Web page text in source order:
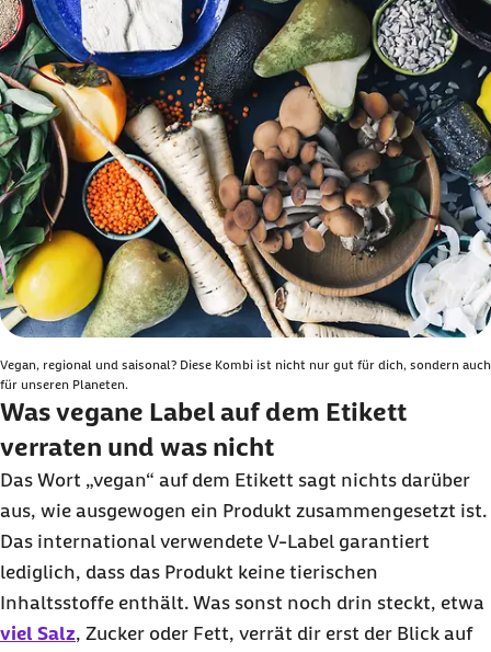
Vegan, regional und saisonal? Diese Kombi ist nicht nur gut für dich, sondern auch
für unseren Planeten.
Was vegane Label auf dem Etikett
verraten und was nicht
Das Wort „vegan“ auf dem Etikett sagt nichts darüber
aus, wie ausgewogen ein Produkt zusammengesetzt ist.
Das international verwendete V-Label garantiert
lediglich, dass das Produkt keine tierischen
Inhaltsstoffe enthält. Was sonst noch drin steckt, etwa
viel Salz, Zucker oder Fett, verrät dir erst der Blick auf